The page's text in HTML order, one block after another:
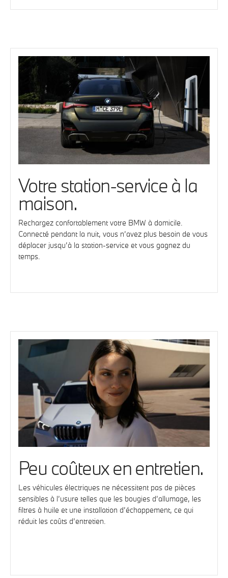
Votre station-service à la
maison.
Rechargez confortablement votre BMW à domicile.
Connecté pendant la nuit, vous n’avez plus besoin de vous
déplacer jusqu’à la station-service et vous gagnez du
temps.
Peu coûteux en entretien.
Les véhicules électriques ne nécessitent pas de pièces
sensibles à l’usure telles que les bougies d’allumage, les
filtres à huile et une installation d’échappement, ce qui
réduit les coûts d’entretien.